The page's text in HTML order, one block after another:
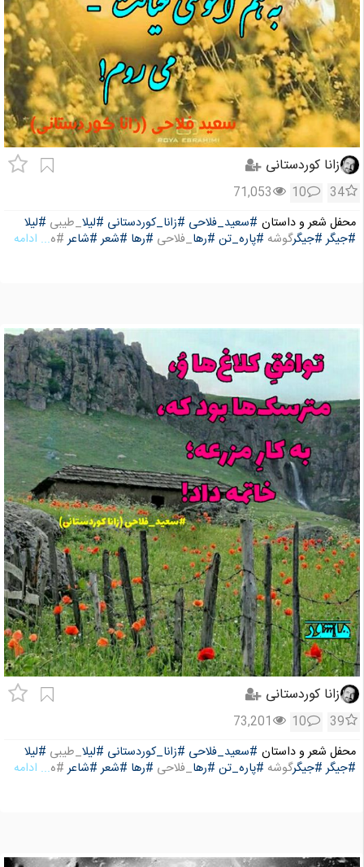
زانا کوردستانی
34
10
71,053
محفل شعر و داستان #سعید_فلاحی #زانا_کوردستانی #لیلا_طیبی #لیلا
#جیگر #جیگرگوشه #پاره_تن #رها_فلاحی #رها #شعر #شاعر#ه... ادامه
زانا کوردستانی
39
10
73,201
محفل شعر و داستان #سعید_فلاحی #زانا_کوردستانی #لیلا_طیبی #لیلا
#جیگر #جیگرگوشه #پاره_تن #رها_فلاحی #رها #شعر #شاعر#ه... ادامه